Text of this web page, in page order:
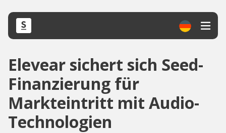
Elevear sichert sich Seed-
Finanzierung für
Markteintritt mit Audio-
Technologien